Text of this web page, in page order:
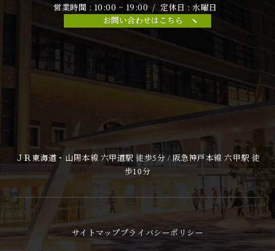
営業時間 : 10:00 ~ 19:00 / 定休日 : 水曜日
お問い合わせはこちら
ＪＲ東海道・山陽本線 六甲道駅 徒歩5分 / 阪急神戸本線 六甲駅 徒
歩10分
サイトマップ プライバシーポリシー